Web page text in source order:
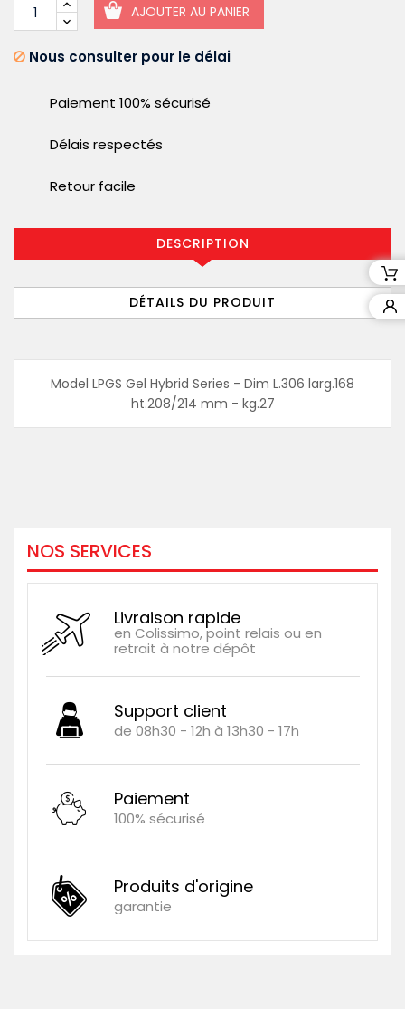
AJOUTER AU PANIER
Nous consulter pour le délai
Paiement 100% sécurisé
Délais respectés
Retour facile
DESCRIPTION
DÉTAILS DU PRODUIT
Model LPGS Gel Hybrid Series - Dim L.306 larg.168
ht.208/214 mm - kg.27
NOS SERVICES
Livraison rapide
en Colissimo, point relais ou en
retrait à notre dépôt
Support client
de 08h30 - 12h à 13h30 - 17h
Paiement
100% sécurisé
Produits d'origine
garantie